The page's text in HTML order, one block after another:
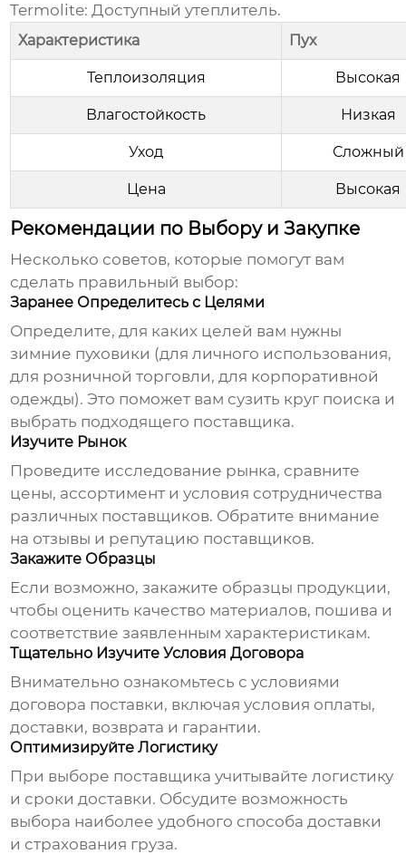
Termolite: Доступный утеплитель.
Характеристика Пух
Теплоизоляция Высокая
Влагостойкость Низкая
Уход Сложный
Цена Высокая
Рекомендации по Выбору и Закупке
Несколько советов, которые помогут вам
сделать правильный выбор:
Заранее Определитесь с Целями
Определите, для каких целей вам нужны
зимние пуховики (для личного использования,
для розничной торговли, для корпоративной
одежды). Это поможет вам сузить круг поиска и
выбрать подходящего поставщика.
Изучите Рынок
Проведите исследование рынка, сравните
цены, ассортимент и условия сотрудничества
различных поставщиков. Обратите внимание
на отзывы и репутацию поставщиков.
Закажите Образцы
Если возможно, закажите образцы продукции,
чтобы оценить качество материалов, пошива и
соответствие заявленным характеристикам.
Тщательно Изучите Условия Договора
Внимательно ознакомьтесь с условиями
договора поставки, включая условия оплаты,
доставки, возврата и гарантии.
Оптимизируйте Логистику
При выборе поставщика учитывайте логистику
и сроки доставки. Обсудите возможность
выбора наиболее удобного способа доставки
и страхования груза.